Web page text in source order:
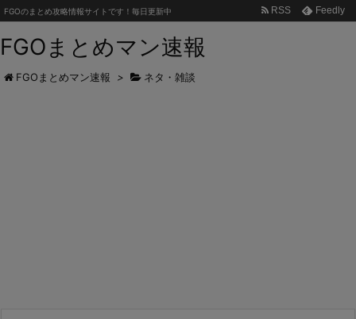
FGOまとめマン速報
FGOのまとめ攻略情報サイトです！毎日更新中 RSS Feedly
FGOまとめマン速報 > ネタ・雑談